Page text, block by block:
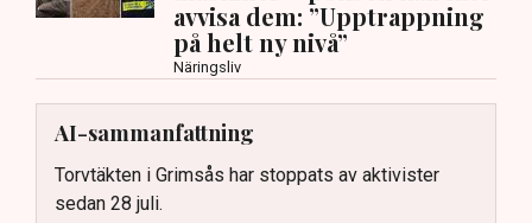
avvisa dem: ”Upptrappning
på helt ny nivå”
Näringsliv
AI-sammanfattning
Torvtäkten i Grimsås har stoppats av aktivister
sedan 28 juli.